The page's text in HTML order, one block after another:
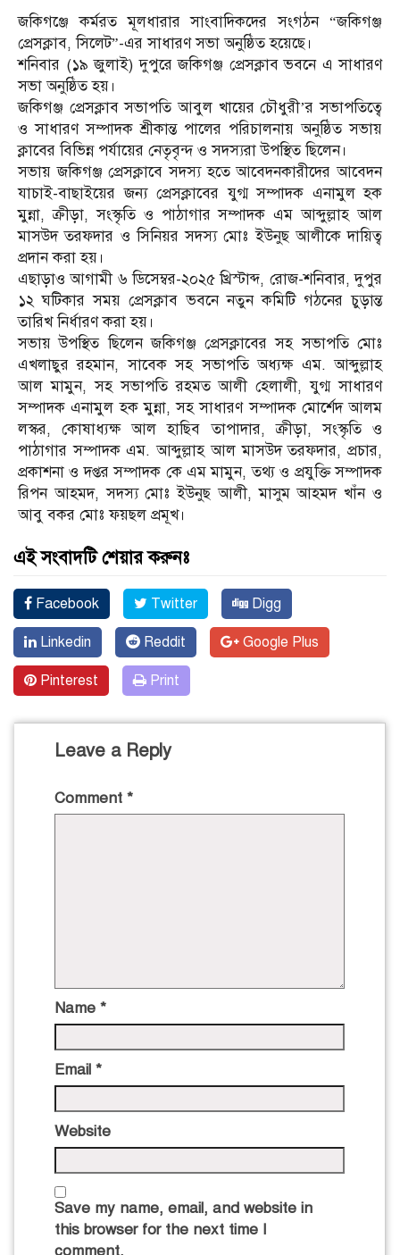
জকিগঞ্জে কর্মরত মূলধারার সাংবাদিকদের সংগঠন “জকিগঞ্জ
প্রেসক্লাব, সিলেট”-এর সাধারণ সভা অনুষ্ঠিত হয়েছে।
শনিবার (১৯ জুলাই) দুপুরে জকিগঞ্জ প্রেসক্লাব ভবনে এ সাধারণ
সভা অনুষ্ঠিত হয়।
জকিগঞ্জ প্রেসক্লাব সভাপতি আবুল খায়ের চৌধুরী’র সভাপতিত্বে
ও সাধারণ সম্পাদক শ্রীকান্ত পালের পরিচালনায় অনুষ্ঠিত সভায়
ক্লাবের বিভিন্ন পর্যায়ের নেতৃবৃন্দ ও সদস্যরা উপস্থিত ছিলেন।
সভায় জকিগঞ্জ প্রেসক্লাবে সদস্য হতে আবেদনকারীদের আবেদন
যাচাই-বাছাইয়ের জন্য প্রেসক্লাবের যুগ্ম সম্পাদক এনামুল হক
মুন্না, ক্রীড়া, সংস্কৃতি ও পাঠাগার সম্পাদক এম আব্দুল্লাহ আল
মাসউদ তরফদার ও সিনিয়র সদস্য মোঃ ইউনুছ আলীকে দায়িত্ব
প্রদান করা হয়।
এছাড়াও আগামী ৬ ডিসেম্বর-২০২৫ খ্রিস্টাব্দ, রোজ-শনিবার, দুপুর
১২ ঘটিকার সময় প্রেসক্লাব ভবনে নতুন কমিটি গঠনের চুড়ান্ত
তারিখ নির্ধারণ করা হয়।
সভায় উপস্থিত ছিলেন জকিগঞ্জ প্রেসক্লাবের সহ সভাপতি মোঃ
এখলাছুর রহমান, সাবেক সহ সভাপতি অধ্যক্ষ এম. আব্দুল্লাহ
আল মামুন, সহ সভাপতি রহমত আলী হেলালী, যুগ্ম সাধারণ
সম্পাদক এনামুল হক মুন্না, সহ সাধারণ সম্পাদক মোর্শেদ আলম
লস্কর, কোষাধ্যক্ষ আল হাছিব তাপাদার, ক্রীড়া, সংস্কৃতি ও
পাঠাগার সম্পাদক এম. আব্দুল্লাহ আল মাসউদ তরফদার, প্রচার,
প্রকাশনা ও দপ্তর সম্পাদক কে এম মামুন, তথ্য ও প্রযুক্তি সম্পাদক
রিপন আহমদ, সদস্য মোঃ ইউনুছ আলী, মাসুম আহমদ খাঁন ও
আবু বকর মোঃ ফয়ছল প্রমূখ।
এই সংবাদটি শেয়ার করুনঃ
Facebook Twitter Digg
Linkedin Reddit Google Plus
Pinterest Print
Leave a Reply
Comment *
Name *
Email *
Website
Save my name, email, and website in
this browser for the next time I
comment.